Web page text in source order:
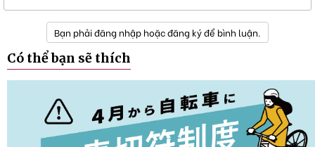
Bạn phải đăng nhập hoặc đăng ký để bình luận.
Có thể bạn sẽ thích